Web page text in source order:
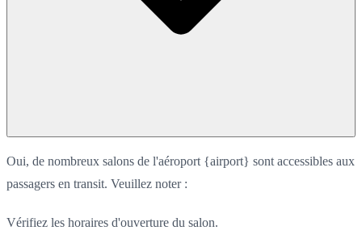
Oui, de nombreux salons de l'aéroport {airport} sont accessibles aux
passagers en transit. Veuillez noter :
Vérifiez les horaires d'ouverture du salon.